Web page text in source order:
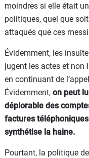
moindres si elle était
politiques, quel que
attaqués que ces
Évidemment, les
jugent les actes et non
en continuant de
Évidemment, on peut
déplorable des
factures
synthétise la haine.
Pourtant, la politique